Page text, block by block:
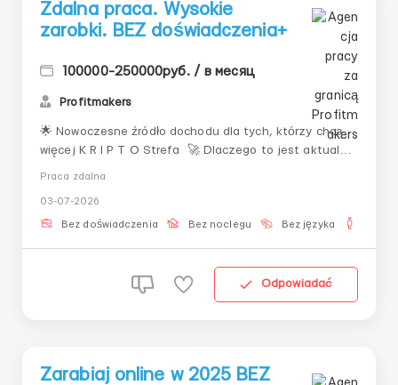
Zdalna praca. Wysokie
zarobki. BEZ doświadczenia+
100000-250000руб. / в месяц
Profitmakers
🌟 Nowoczesne źródło dochodu dla tych, którzy chcą
więcej K R I P T O Strefa 🚀 Dlaczego to jest aktualne
Dziś każdy ma możliwość zarabiania bez przywiązania
do biura, harmonogr...
Praca zdalna
03-07-2026
Bez doświadczenia Bez noclegu Bez języka
Odpowiadać
Zarabiaj online w 2025 BEZ